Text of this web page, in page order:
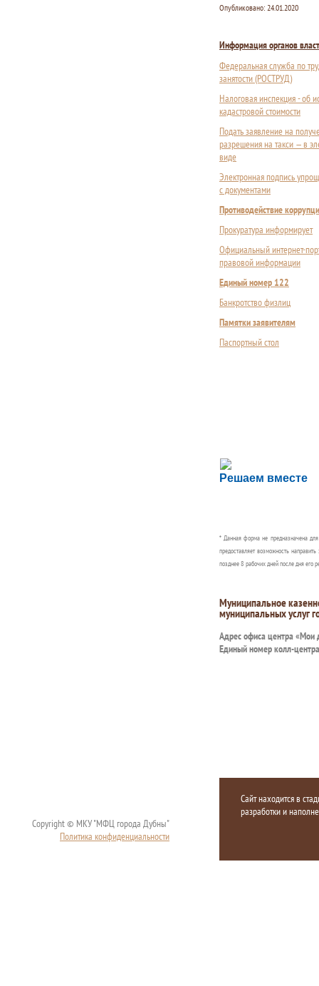
Опубликовано: 24.01.2020
Информация органов
Федеральная служба по
занятости (РОСТРУД)
Налоговая инспекция - об
кадастровой стоимости
Подать заявление на
разрешения на такси — в
виде
Электронная подпись
с документами
Противодействие
Прокуратура информирует
Официальный интернет-
правовой информации
Единый номер 122
Банкротство физлиц
Памятки заявителям
Паспортный стол
Решаем вместе
Сложности с
Сообщите об этом
* Данная форма не предназначена
предоставляет возможность
позднее 8 рабочих дней после дня его
Муниципальное
муниципальных услуг
Адрес офиса центра «Мои
Единый номер колл-
Copyright © МКУ "МФЦ города Дубны"
Политика конфиденциальности
Сайт находится в
разработки и